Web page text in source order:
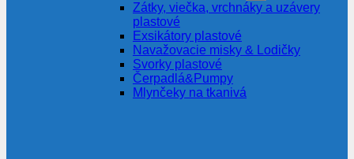
Zátky, viečka, vrchnáky a uzávery
plastové
Exsikátory plastové
Navažovacie misky & Lodičky
Svorky plastové
Čerpadlá&Pumpy
Mlynčeky na tkanivá